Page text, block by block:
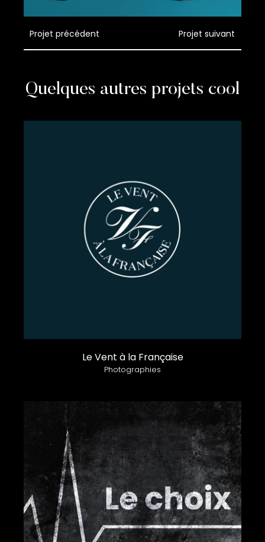
Projet précédent Projet suivant
Quelques autres projets cool
Le Vent à la Française
Photographies